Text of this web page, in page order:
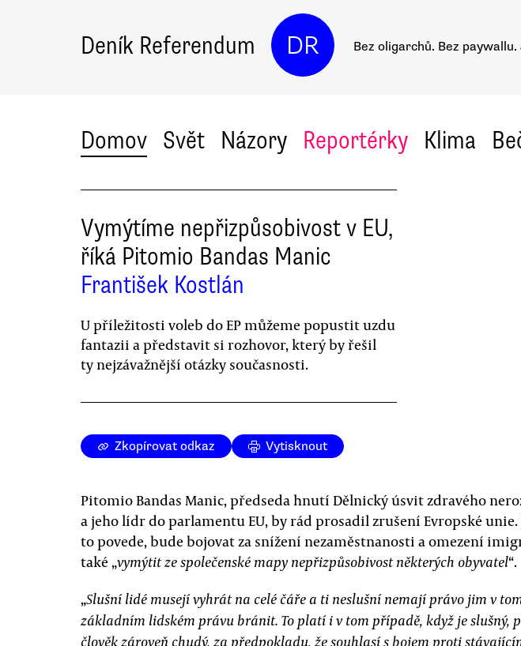
Deník Referendum DR Bez oligarchů. Bez paywallu.
Domov Svět Názory Reportérky Klima
Vymýtíme nepřizpůsobivost v EU,
říká Pitomio Bandas Manic
František Kostlán
U příležitosti voleb do EP můžeme popustit uzdu
fantazii a představit si rozhovor, který by řešil
ty nejzávažnější otázky současnosti.
Zkopírovat odkaz Vytisknout
Pitomio Bandas Manic, předseda hnutí Dělnický úsvit zdravého
a jeho lídr do parlamentu EU, by rád prosadil zrušení Evropské unie.
to povede, bude bojovat za snížení nezaměstnanosti a omezení
také „vymýtit ze společenské mapy nepřizpůsobivost některých obyvatel“.
„Slušní lidé musejí vyhrát na celé čáře a ti neslušní nemají právo jim v
základním lidském právu bránit. To platí i v tom případě, když je slušný,
člověk zároveň chudý, za předpokladu, že souhlasí s bojem proti